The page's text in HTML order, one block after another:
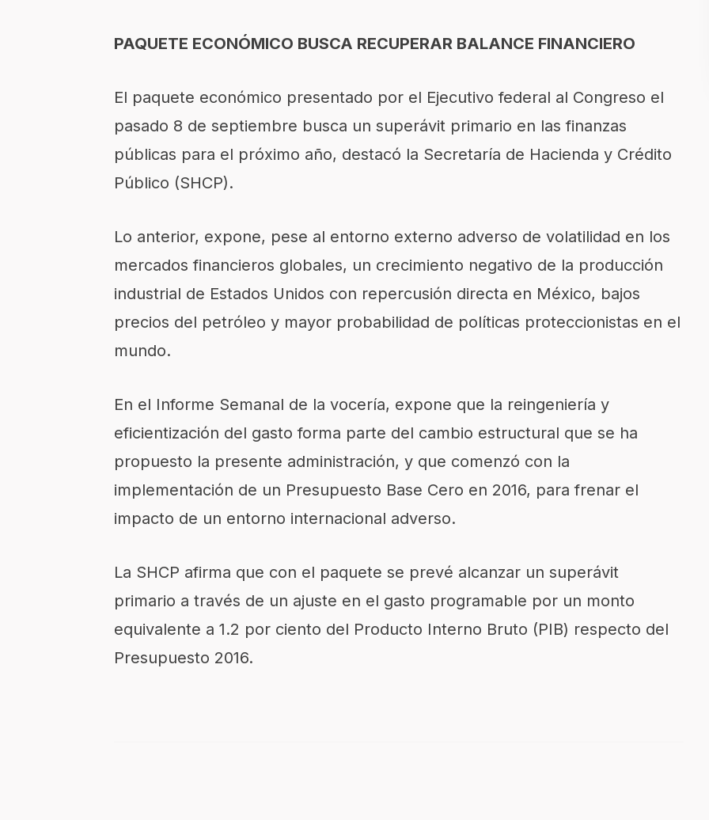
PAQUETE ECONÓMICO BUSCA RECUPERAR BALANCE FINANCIERO
El paquete económico presentado por el Ejecutivo federal al Congreso el
pasado 8 de septiembre busca un superávit primario en las finanzas
públicas para el próximo año, destacó la Secretaría de Hacienda y Crédito
Público (SHCP).
Lo anterior, expone, pese al entorno externo adverso de volatilidad en los
mercados financieros globales, un crecimiento negativo de la producción
industrial de Estados Unidos con repercusión directa en México, bajos
precios del petróleo y mayor probabilidad de políticas proteccionistas en el
mundo.
En el Informe Semanal de la vocería, expone que la reingeniería y
eficientización del gasto forma parte del cambio estructural que se ha
propuesto la presente administración, y que comenzó con la
implementación de un Presupuesto Base Cero en 2016, para frenar el
impacto de un entorno internacional adverso.
La SHCP afirma que con el paquete se prevé alcanzar un superávit
primario a través de un ajuste en el gasto programable por un monto
equivalente a 1.2 por ciento del Producto Interno Bruto (PIB) respecto del
Presupuesto 2016.